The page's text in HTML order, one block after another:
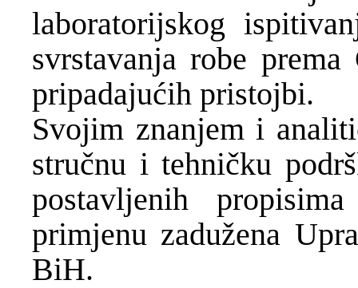
laboratorijskog
svrstavanja robe
pripadajućih pristojbi.
Svojim znanjem i
stručnu i tehničku
postavljenih
primjenu zadužena
BiH.